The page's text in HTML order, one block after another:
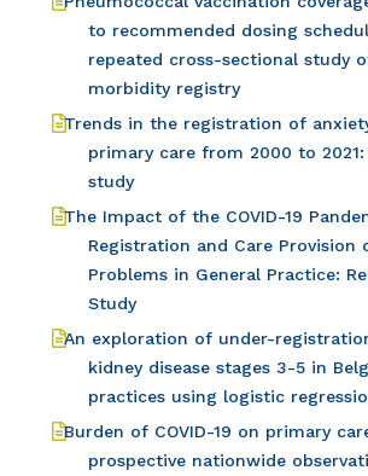
to recommended dosing
repeated cross-sectional study
morbidity registry
Trends in the registration of
primary care from 2000 to
study
The Impact of the COVID-19
Registration and Care Provision
Problems in General Practice:
Study
An exploration of under-
kidney disease stages 3-5 in
practices using logistic
Burden of COVID-19 on primary
prospective nationwide